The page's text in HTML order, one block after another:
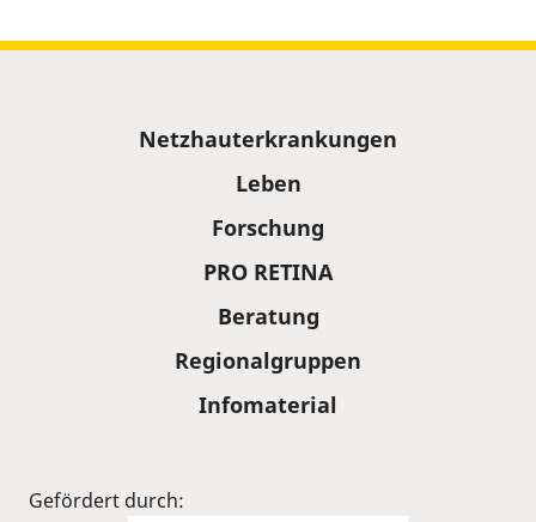
Netzhauterkrankungen
Leben
Forschung
PRO RETINA
Beratung
Regionalgruppen
Infomaterial
Gefördert durch: